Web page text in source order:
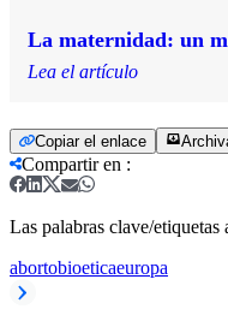
La maternidad: un
Lea el artículo
Copiar el enlace
Compartir en :
Las palabras clave/etiquetas
abortobioeticaeuropa